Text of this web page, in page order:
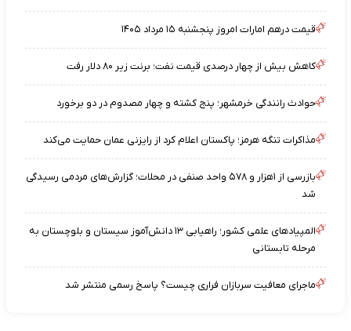
قیمت درهم امارات امروز پنجشنبه ۱۵ مرداد ۱۴۰۵
کاهش بیش از چهار درصدی قیمت نفت؛ برنت زیر ۸۰ دلار رفت
حوادث رانندگی خرمشهر؛ پنج کشته و چهار مصدوم در دو برخورد
مذاکرات تنگه هرمز؛ پاکستان اعلام کرد از رایزنی عمان حمایت می‌کند
بازرسی از ۱‌هزار و ۵۷۸ واحد صنفی در محلات؛ گزارش‌های مردمی رسیدگی
شد
المپیادهای علمی کشور؛ راهیابی ۱۳ دانش‌آموز سیستان و بلوچستان به
مرحله تابستانی
ماجرای معافیت سربازان فراری چیست؟ پاسخ رسمی منتشر شد